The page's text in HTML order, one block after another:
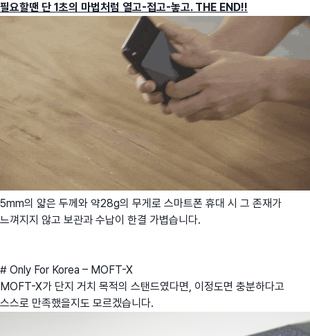
필요할땐 단 1초의 마법처럼 열고-접고-놓고. THE END!!
5mm의 얇은 두께와 약28g의 무게로 스마트폰 휴대 시 그 존재가
느껴지지 않고 보관과 수납이 한결 가볍습니다.
# Only For Korea – MOFT-X
MOFT-X가 단지 거치 목적의 스탠드였다면, 이정도면 충분하다고
스스로 만족했을지도 모르겠습니다.